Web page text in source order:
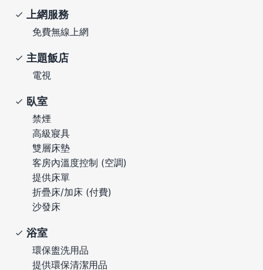
上網服務
免費無線上網
主題飯店
電視
臥室
禁煙
高級寢具
雙層床墊
客房內溫度控制 (空調)
提供床單
折疊床/加床 (付費)
沙發床
浴室
環保盥洗用品
提供環保清潔用品